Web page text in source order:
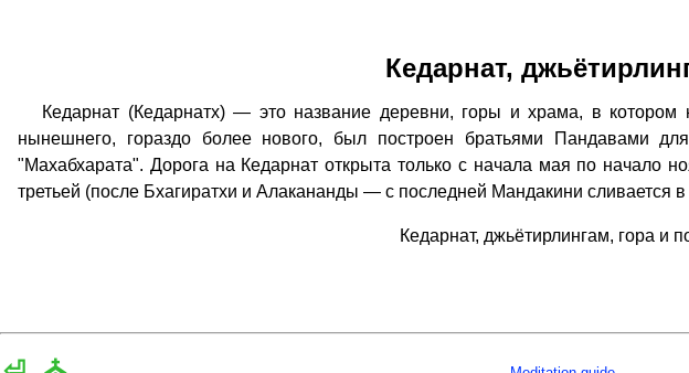
Кедарнат,
Кедарнат (Кедарнатх) — это название деревни, горы и храма, в
нынешнего, гораздо более нового, был построен братьями Пандавами
"Махабхарата". Дорога на Кедарнат открыта только с начала мая по начало
третьей (после Бхагиратхи и Алакананды — с последней Мандакини сливается в
Кедарнат, джьётирлингам, гора и